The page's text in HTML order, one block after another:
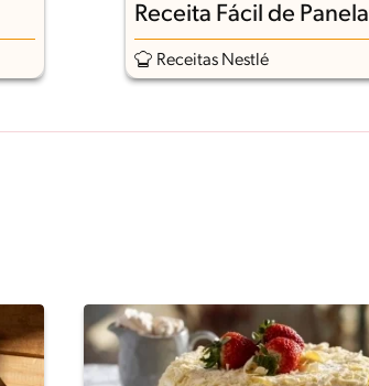
Receita Fácil de Panela
Receitas Nestlé